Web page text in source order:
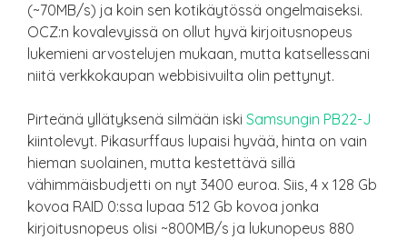
(~70MB/s) ja koin sen kotikäytössä ongelmaiseksi.
OCZ:n kovalevyissä on ollut hyvä kirjoitusnopeus
lukemieni arvostelujen mukaan, mutta katsellessani
niitä verkkokaupan webbisivuilta olin pettynyt.
Pirteänä yllätyksenä silmään iski Samsungin PB22-J
kiintolevyt. Pikasurffaus lupaisi hyvää, hinta on vain
hieman suolainen, mutta kestettävä sillä
vähimmäisbudjetti on nyt 3400 euroa. Siis, 4 x 128 Gb
kovoa RAID 0:ssa lupaa 512 Gb kovoa jonka
kirjoitusnopeus olisi ~800MB/s ja lukunopeus 880